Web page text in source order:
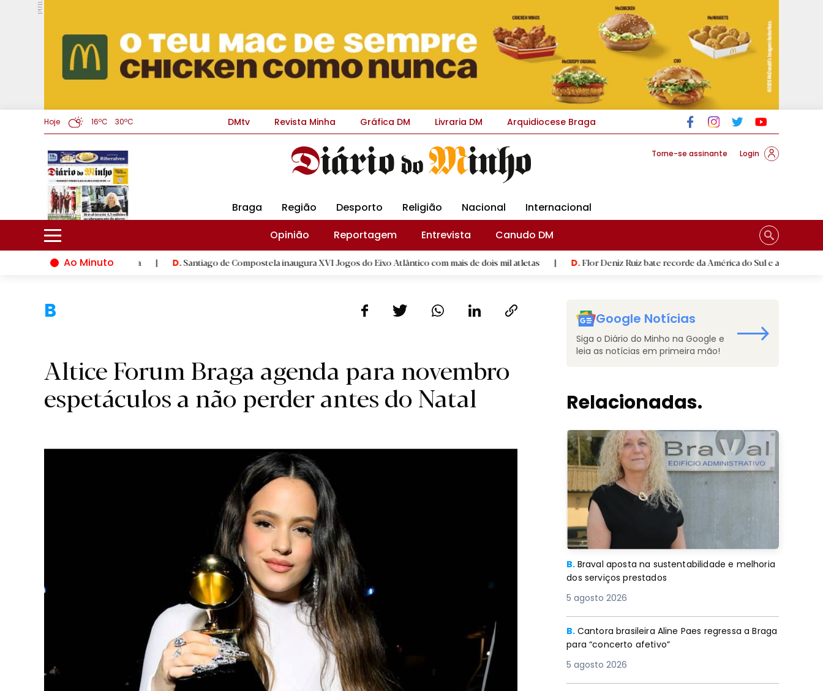
PUB.
Hoje 16ºC 30ºC DMtv Revista Minha Gráfica DM Livraria DM Arquidiocese Braga
Torne-se assinante Login
Braga Região Desporto Religião Nacional
Internacional
Opinião
Reportagem Entrevista
Canudo DM
Ao Minuto
do mundo da moda | D. Santiago de Compostela inaugura XVI Jogos do Eixo Atlântico com mais de dois mil atletas | D.Flor Deniz Ruiz bate recorde da América do Sul e alcança segunda melhor
Braga.
Altice Forum Braga agenda para novembro
espetáculos a não perder antes do Natal
Google Notícias
Siga o Diário do Minho na Google e
leia as notícias em primeira mão!
Relacionadas.
B. Braval aposta na sustentabilidade e melhoria
dos serviços prestados
5 agosto 2026
B. Cantora brasileira Aline Paes regressa a Braga
para “concerto afetivo”
5 agosto 2026